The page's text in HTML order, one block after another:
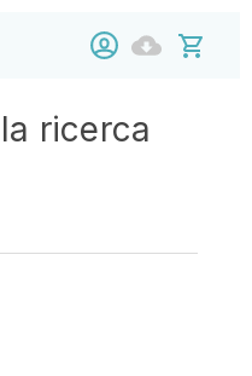
ricerca